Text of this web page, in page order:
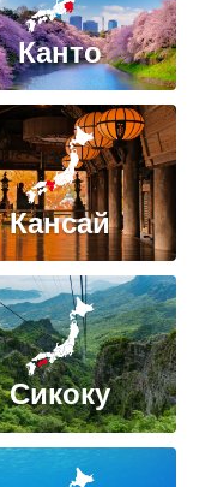
Канто
Кансай
Сикоку